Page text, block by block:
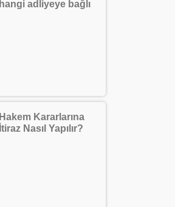
hangi adliyeye bağlı
Hakem Kararlarına
İtiraz Nasıl Yapılır?